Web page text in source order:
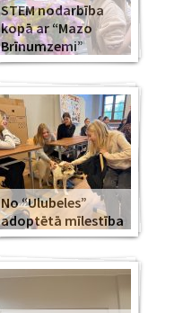
STEM nodarbība
kopā ar “Mazo
Brīnumzemi”
No “Ulubeles”
adoptētā mīlestība